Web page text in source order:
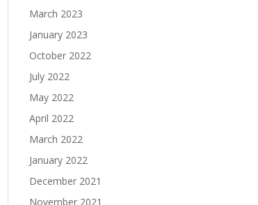
March 2023
January 2023
October 2022
July 2022
May 2022
April 2022
March 2022
January 2022
December 2021
November 2021